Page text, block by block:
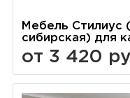
Мебель Стилиус
сибирская) для
от 3 420